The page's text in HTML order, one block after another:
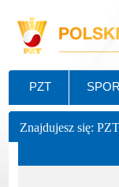
PZT
Znajdujesz się: